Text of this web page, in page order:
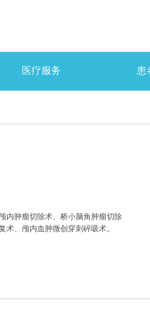
医疗服务 患
内肿瘤切除术、桥小脑角肿瘤切除
术、颅内血肿微创穿刺碎吸术。